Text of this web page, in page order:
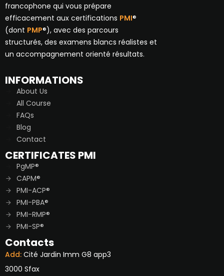
francophone qui vous prépare
efficacement aux certifications PMI®
(dont PMP®), avec des parcours
structurés, des examens blancs réalistes et
un accompagnement orienté résultats.
INFORMATIONS
About Us
All Course
FAQs
Blog
Contact
CERTIFICATES PMI
PgMP®
CAPM®
PMI-ACP®
PMI-PBA®
PMI-RMP®
PMI-SP®
Contacts
Add: Cité Jardin Imm G8 app3
3000 Sfax